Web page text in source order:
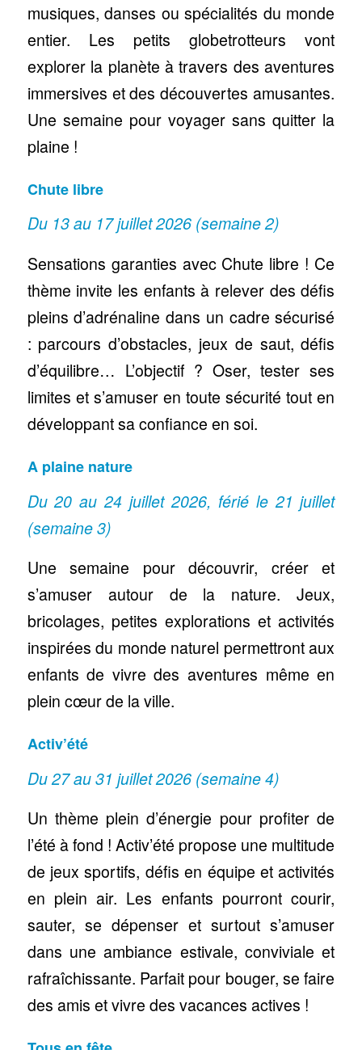
musiques, danses ou spécialités du monde
entier. Les petits globetrotteurs vont
explorer la planète à travers des aventures
immersives et des découvertes amusantes.
Une semaine pour voyager sans quitter la
plaine !
Chute libre
Du 13 au 17 juillet 2026 (semaine 2)
Sensations garanties avec Chute libre ! Ce
thème invite les enfants à relever des défis
pleins d’adrénaline dans un cadre sécurisé
: parcours d’obstacles, jeux de saut, défis
d’équilibre… L’objectif ? Oser, tester ses
limites et s’amuser en toute sécurité tout en
développant sa confiance en soi.
A plaine nature
Du 20 au 24 juillet 2026, férié le 21 juillet
(semaine 3)
Une semaine pour découvrir, créer et
s’amuser autour de la nature. Jeux,
bricolages, petites explorations et activités
inspirées du monde naturel permettront aux
enfants de vivre des aventures même en
plein cœur de la ville.
Activ’été
Du 27 au 31 juillet 2026 (semaine 4)
Un thème plein d’énergie pour profiter de
l’été à fond ! Activ’été propose une multitude
de jeux sportifs, défis en équipe et activités
en plein air. Les enfants pourront courir,
sauter, se dépenser et surtout s’amuser
dans une ambiance estivale, conviviale et
rafraîchissante. Parfait pour bouger, se faire
des amis et vivre des vacances actives !